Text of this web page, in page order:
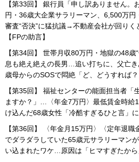
【第33回】 銀行員「申し訳ありません
円・36歳大企業サラリーマン、6,500万円
審査“否決”に猛抗議→不動産会社が回りく
【FPの助言】
【第34回】 世帯月収80万円・地獄の48歳
息も絶え絶えの長男…追い打ちに、父亡
歳母からのSOSで悶絶「ど、どうすれば？
【第35回】 福祉センターの能面担当者「
ますか？」…〈年金7万円〉最低賃金時給
け込んだ68歳女性「冷酷すぎるひと言」に
【第36回】 〈年金月15万円〉〈定年退
でダラダラしていた65歳元サラリーマン
い込まれたワケ…原因は「ヒマすぎたから